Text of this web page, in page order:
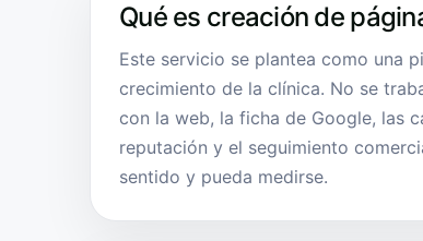
Qué es creación de
Este servicio se plantea como una
crecimiento de la clínica. No se
con la web, la ficha de Google, las
reputación y el seguimiento
sentido y pueda medirse.